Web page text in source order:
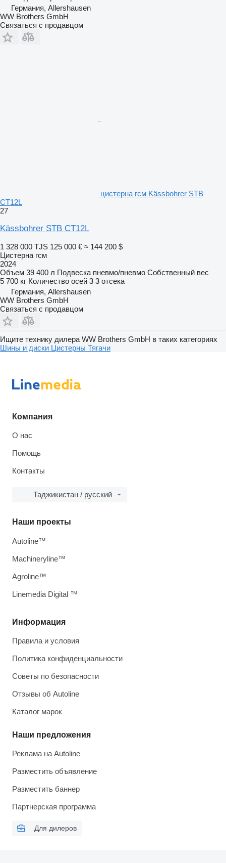
Германия, Allershausen
WW Brothers GmbH
Связаться с продавцом
цистерна гсм Kässbohrer STB
CT12L
27
Kässbohrer STB CT12L
1 328 000 TJS 125 000 € ≈ 144 200 $
Цистерна гсм
2024
Объем 39 400 л Подвеска пневмо/пневмо Собственный вес
5 700 кг Количество осей 3 3 отсека
Германия, Allershausen
WW Brothers GmbH
Связаться с продавцом
Ищите технику дилера WW Brothers GmbH в таких категориях
Шины и диски Цистерны Тягачи
Компания
О нас
Помощь
Контакты
Таджикистан / русский
Информация
Правила и условия
Политика конфиденциальности
Советы по безопасности
Отзывы об Autoline
Каталог марок
Наши предложения
Реклама на Autoline
Разместить объявление
Разместить баннер
Партнерская программа
Для дилеров
Наши проекты
Autoline™
Machineryline™
Agroline™
Linemedia Digital ™